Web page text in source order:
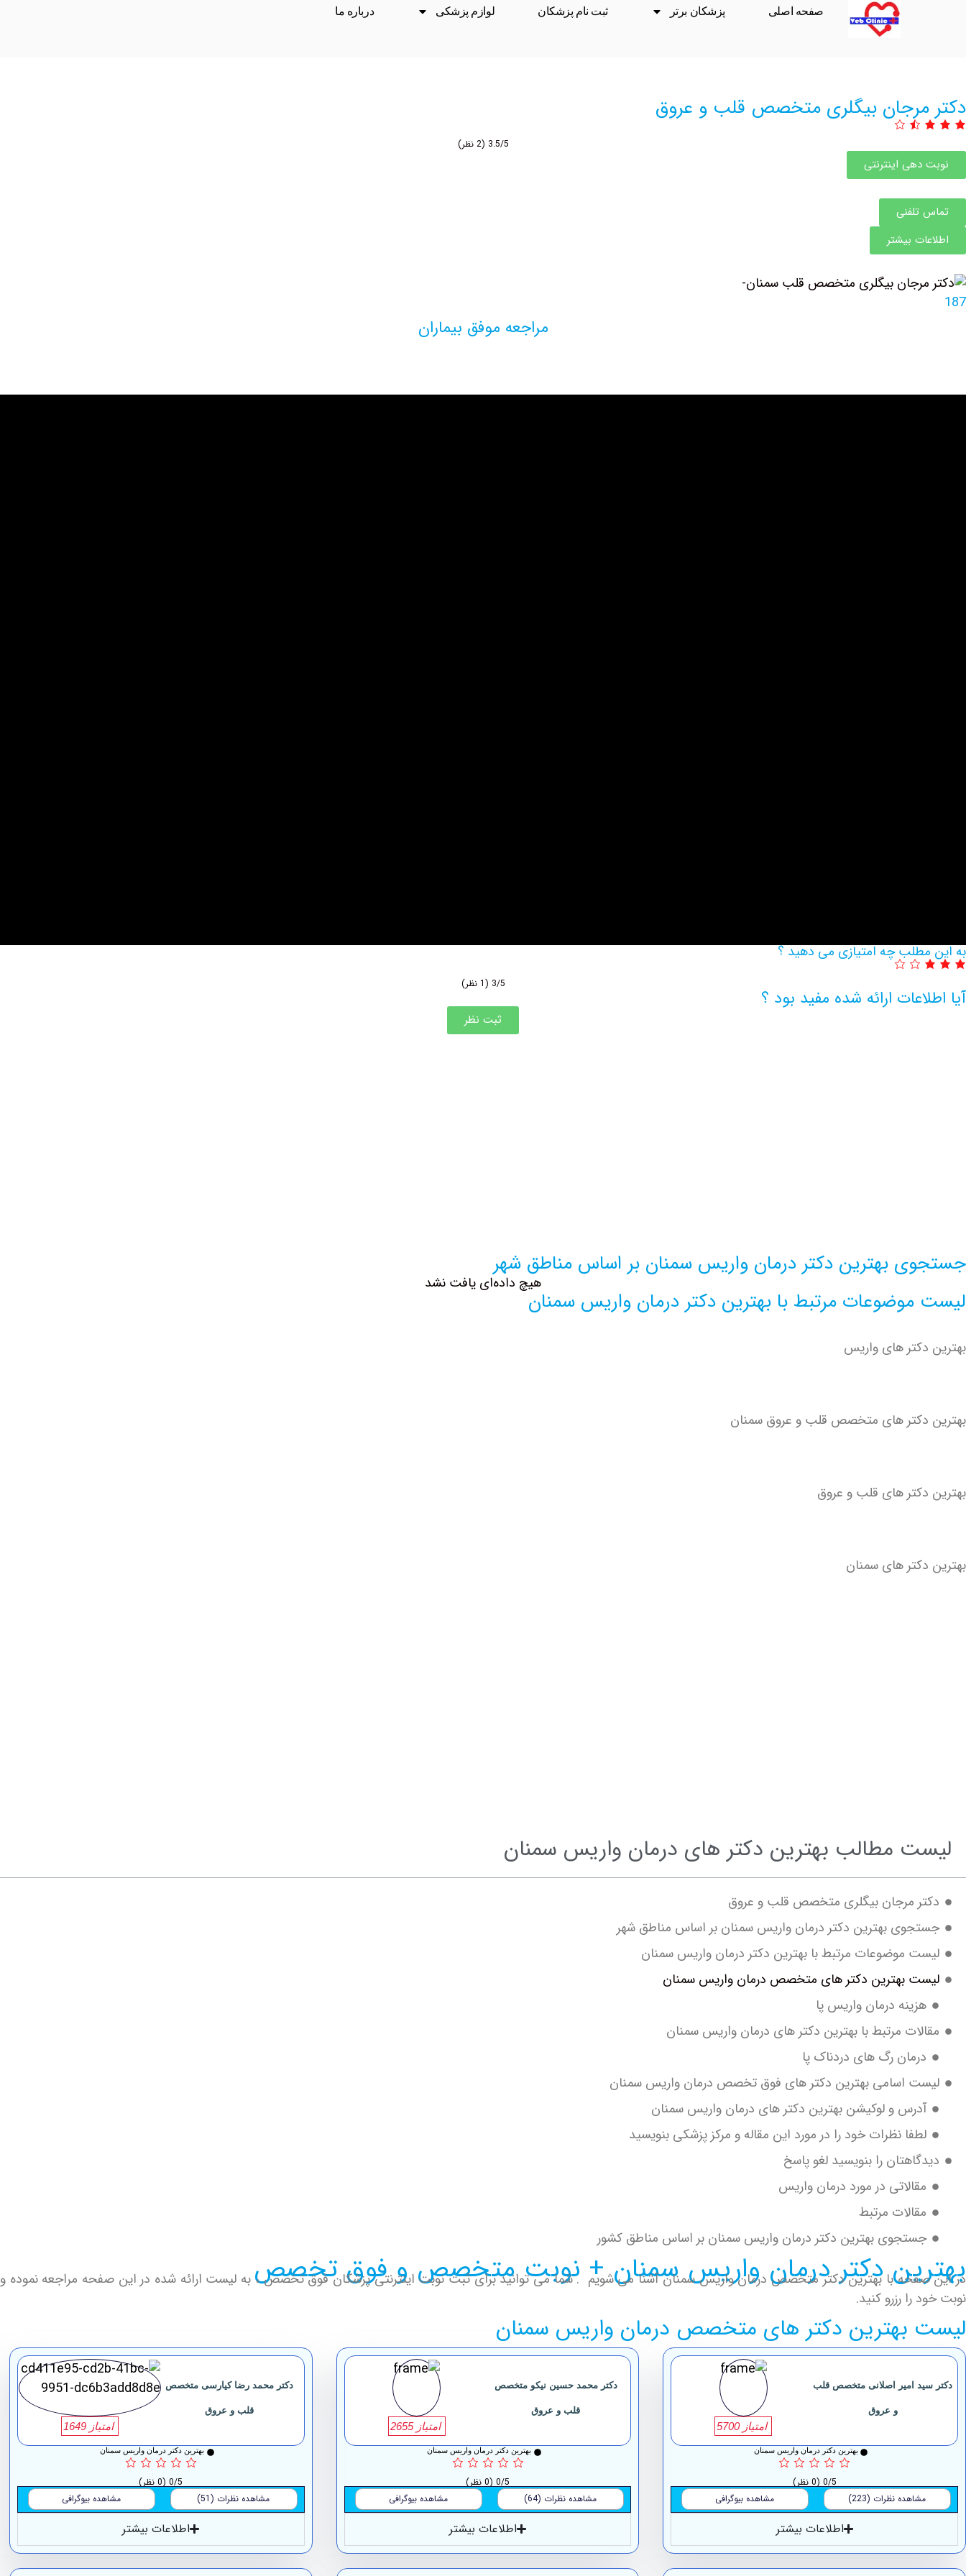
صفحه اصلی پزشکان برتر ثبت نام پزشکان لوازم پزشکی درباره ما
دکتر مرجان بیگلری متخصص قلب و عروق
3.5/5 (2 نظر)
نوبت دهی اینترنتی
تماس تلفنی
اطلاعات بیشتر
187
مراجعه موفق بیماران
به این مطلب چه امتیازی می دهید ؟
3/5 (1 نظر)
آیا اطلاعات ارائه شده مفید بود ؟
ثبت نظر
جستجوی بهترین دکتر درمان واریس سمنان بر اساس مناطق شهر
هیچ داده‌ای یافت نشد
لیست موضوعات مرتبط با بهترین دکتر درمان واریس سمنان
بهترین دکتر های واریس
بهترین دکتر های متخصص قلب و عروق سمنان
بهترین دکتر های قلب و عروق
بهترین دکتر های سمنان
لیست مطالب بهترین دکتر های درمان واریس سمنان
دکتر مرجان بیگلری متخصص قلب و عروق
جستجوی بهترین دکتر درمان واریس سمنان بر اساس مناطق شهر
لیست موضوعات مرتبط با بهترین دکتر درمان واریس سمنان
لیست بهترین دکتر های متخصص درمان واریس سمنان
هزینه درمان واریس پا
مقالات مرتبط با بهترین دکتر های درمان واریس سمنان
درمان رگ های دردناک پا
لیست اسامی بهترین دکتر های فوق تخصص درمان واریس سمنان
آدرس و لوکیشن بهترین دکتر های درمان واریس سمنان
لطفا نظرات خود را در مورد این مقاله و مرکز پزشکی بنویسید
دیدگاهتان را بنویسید لغو پاسخ
مقالاتی در مورد درمان واریس
مقالات مرتبط
جستجوی بهترین دکتر درمان واریس سمنان بر اساس مناطق کشور
بهترین دکتر درمان واریس سمنان + نوبت متخصص و فوق تخصص
در این صفحه با بهترین دکتر متخصص درمان واریس سمنان آشنا می شویم . شما می توانید برای ثبت نوبت اینترنتی پزشکان فوق تخصص ، به لیست ارائه شده در این صفحه مراجعه نموده و
نوبت خود را رزرو کنید.
لیست بهترین دکتر های متخصص درمان واریس سمنان
دکتر سید امیر اصلانی متخصص قلب
و عروق
امتیاز 5700
بهترین دکتر درمان واریس سمنان
0/5 (0 نظر)
مشاهده نظرات (223)
مشاهده بیوگرافی
اطلاعات بیشتر
دکتر محمد حسین نیکو متخصص
قلب و عروق
امتیاز 2655
بهترین دکتر درمان واریس سمنان
0/5 (0 نظر)
مشاهده نظرات (64)
مشاهده بیوگرافی
اطلاعات بیشتر
دکتر محمد رضا کیارسی متخصص
قلب و عروق
امتیاز 1649
بهترین دکتر درمان واریس سمنان
0/5 (0 نظر)
مشاهده نظرات (51)
مشاهده بیوگرافی
اطلاعات بیشتر